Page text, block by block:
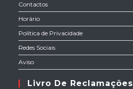
Contactos
Horário
Política de Privacidade
Redes Sociais
Aviso
Livro De Reclamações